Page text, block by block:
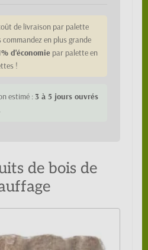
de livraison par palette
en plus grande
d'économie par palette en
!
estimé : 3 à 5 jours ouvrés
de bois de